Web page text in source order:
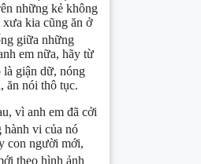
những kẻ không
kia cũng ăn ở
giữa những
em nữa, hãy từ
là giận dữ, nóng
ăn nói thô tục.
vì anh em đã cởi
vi của nó
con người mới,
theo hình ảnh